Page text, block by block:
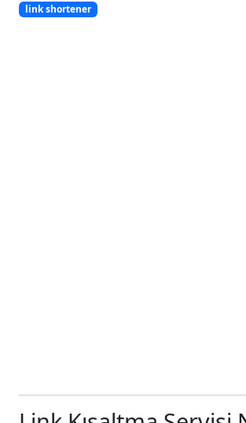
link shortener